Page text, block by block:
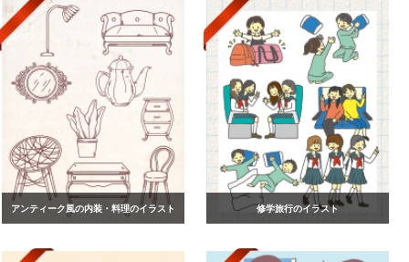
アンティーク風の内装・料理のイラスト 修学旅行のイラスト